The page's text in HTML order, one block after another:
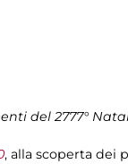
del 2777°
, alla scoperta dei